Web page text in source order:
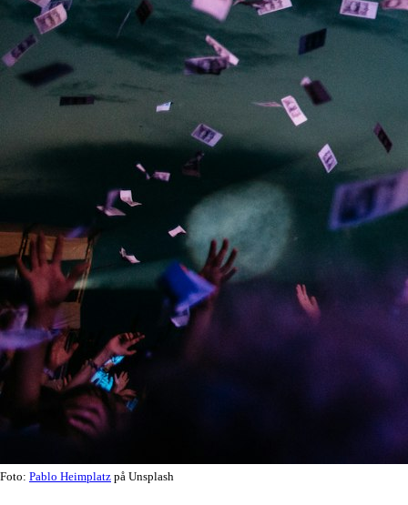
Foto: Pablo Heimplatz på Unsplash